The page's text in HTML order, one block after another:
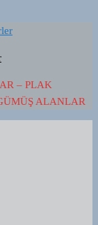
– PLAK
ALANLAR